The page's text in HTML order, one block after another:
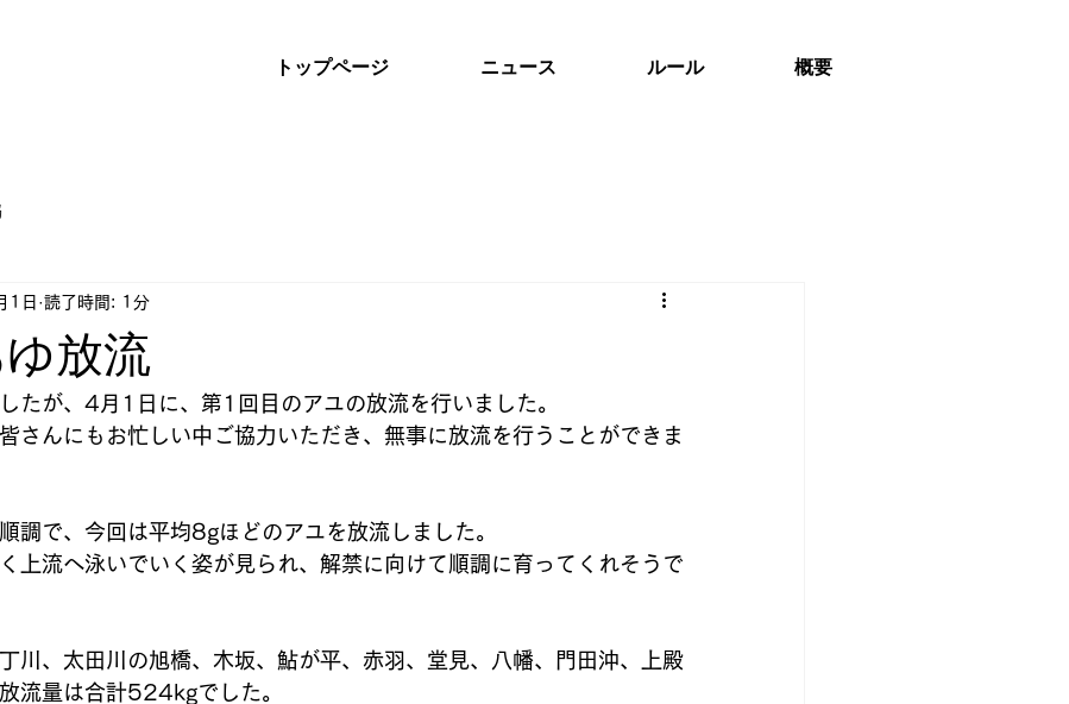
トップページ ニュース ルール 概要
放流
1日 読了時間: 1分
たが、4月1日に、第1回目のアユの放流を行いました。
さんにもお忙しい中ご協力いただき、無事に放流を行うことができま
調で、今回は平均8gほどのアユを放流しました。
上流へ泳いでいく姿が見られ、解禁に向けて順調に育ってくれそうで
川、太田川の旭橋、木坂、鮎が平、赤羽、堂見、八幡、門田沖、上殿
流量は合計524kgでした。